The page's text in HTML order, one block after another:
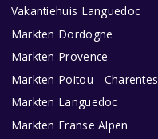
Vakantiehuis Languedoc
Markten Dordogne
Markten Provence
Markten Poitou - Charentes
Markten Languedoc
Markten Franse Alpen